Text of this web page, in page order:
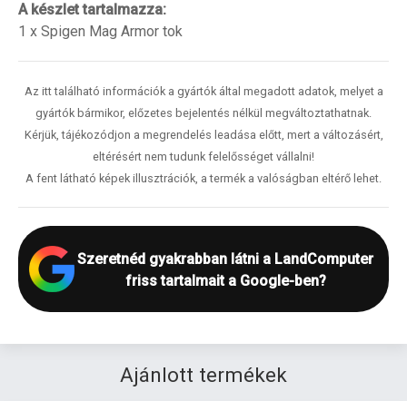
A készlet tartalmazza:
1 x Spigen Mag Armor tok
Az itt található információk a gyártók által megadott adatok, melyet a
gyártók bármikor, előzetes bejelentés nélkül megváltoztathatnak.
Kérjük, tájékozódjon a megrendelés leadása előtt, mert a változásért,
eltérésért nem tudunk felelősséget vállalni!
A fent látható képek illusztrációk, a termék a valóságban eltérő lehet.
Szeretnéd gyakrabban látni a LandComputer
friss tartalmait a Google-ben?
Ajánlott termékek